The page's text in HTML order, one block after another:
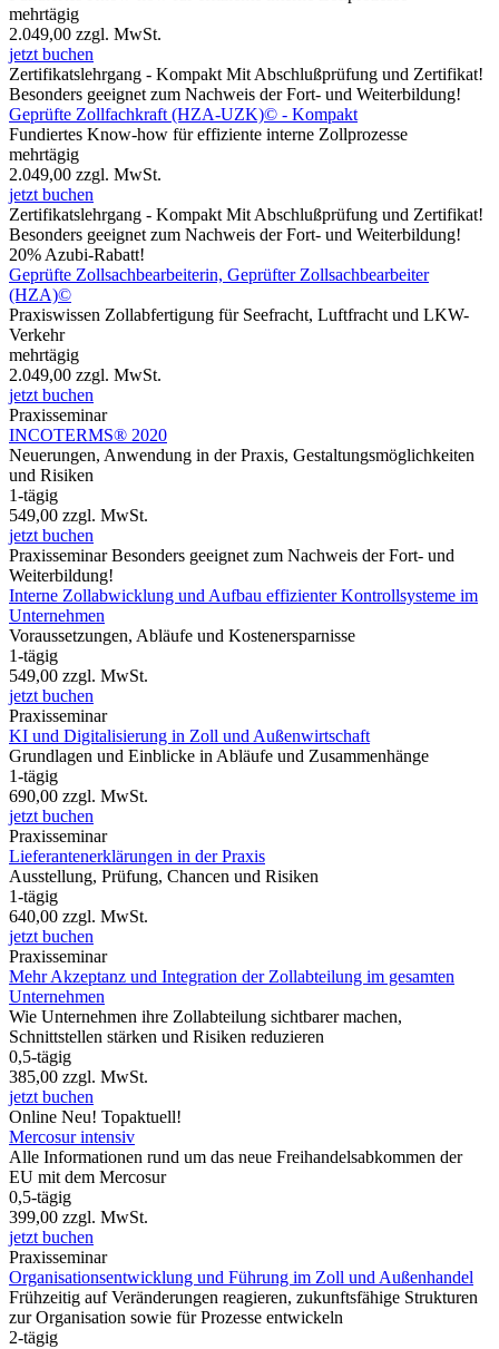
mehrtägig
2.049,00 zzgl. MwSt.
jetzt buchen
Zertifikatslehrgang - Kompakt Mit Abschlußprüfung und Zertifikat!
Besonders geeignet zum Nachweis der Fort- und Weiterbildung!
Geprüfte Zollfachkraft (HZA-UZK)© - Kompakt
Fundiertes Know-how für effiziente interne Zollprozesse
mehrtägig
2.049,00 zzgl. MwSt.
jetzt buchen
Zertifikatslehrgang - Kompakt Mit Abschlußprüfung und Zertifikat!
Besonders geeignet zum Nachweis der Fort- und Weiterbildung!
20% Azubi-Rabatt!
Geprüfte Zollsachbearbeiterin, Geprüfter Zollsachbearbeiter
(HZA)©
Praxiswissen Zollabfertigung für Seefracht, Luftfracht und LKW-
Verkehr
mehrtägig
2.049,00 zzgl. MwSt.
jetzt buchen
Praxisseminar
INCOTERMS® 2020
Neuerungen, Anwendung in der Praxis, Gestaltungsmöglichkeiten
und Risiken
1-tägig
549,00 zzgl. MwSt.
jetzt buchen
Praxisseminar Besonders geeignet zum Nachweis der Fort- und
Weiterbildung!
Interne Zollabwicklung und Aufbau effizienter Kontrollsysteme im
Unternehmen
Voraussetzungen, Abläufe und Kostenersparnisse
1-tägig
549,00 zzgl. MwSt.
jetzt buchen
Praxisseminar
KI und Digitalisierung in Zoll und Außenwirtschaft
Grundlagen und Einblicke in Abläufe und Zusammenhänge
1-tägig
690,00 zzgl. MwSt.
jetzt buchen
Praxisseminar
Lieferantenerklärungen in der Praxis
Ausstellung, Prüfung, Chancen und Risiken
1-tägig
640,00 zzgl. MwSt.
jetzt buchen
Praxisseminar
Mehr Akzeptanz und Integration der Zollabteilung im gesamten
Unternehmen
Wie Unternehmen ihre Zollabteilung sichtbarer machen,
Schnittstellen stärken und Risiken reduzieren
0,5-tägig
385,00 zzgl. MwSt.
jetzt buchen
Online Neu! Topaktuell!
Mercosur intensiv
Alle Informationen rund um das neue Freihandelsabkommen der
EU mit dem Mercosur
0,5-tägig
399,00 zzgl. MwSt.
jetzt buchen
Praxisseminar
Organisationsentwicklung und Führung im Zoll und Außenhandel
Frühzeitig auf Veränderungen reagieren, zukunftsfähige Strukturen
zur Organisation sowie für Prozesse entwickeln
2-tägig